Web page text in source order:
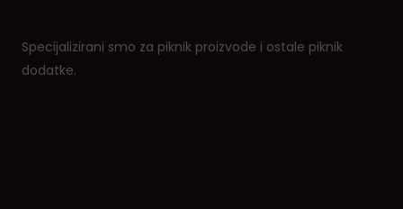
Specijalizirani smo za piknik proizvode i ostale piknik
dodatke.